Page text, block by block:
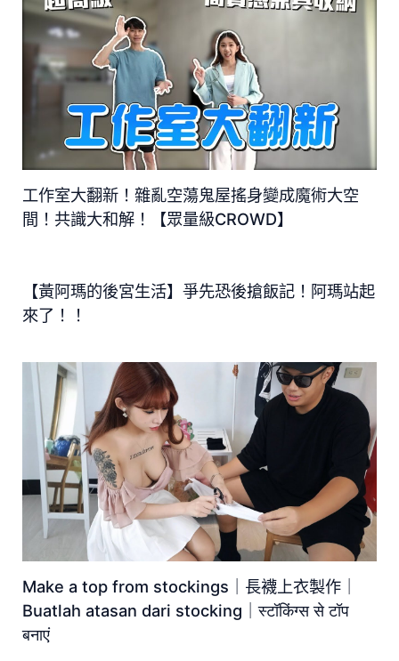
工作室大翻新！雜亂空蕩鬼屋搖身變成魔術大空
間！共識大和解！【眾量級CROWD】
【黃阿瑪的後宮生活】爭先恐後搶飯記！阿瑪站起
來了！！
Make a top from stockings｜長襪上衣製作｜
Buatlah atasan dari stocking｜स्टॉकिंग्स से टॉप
बनाएं